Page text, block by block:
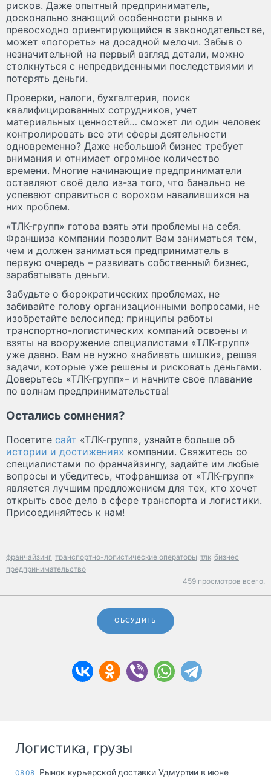
рисков. Даже опытный предприниматель,
досконально знающий особенности рынка и
превосходно ориентирующийся в законодательстве,
может «погореть» на досадной мелочи. Забыв о
незначительной на первый взгляд детали, можно
столкнуться с непредвиденными последствиями и
потерять деньги.
Проверки, налоги, бухгалтерия, поиск
квалифицированных сотрудников, учет
материальных ценностей… сможет ли один человек
контролировать все эти сферы деятельности
одновременно? Даже небольшой бизнес требует
внимания и отнимает огромное количество
времени. Многие начинающие предприниматели
оставляют своё дело из-за того, что банально не
успевают справиться с ворохом навалившихся на
них проблем.
«ТЛК-групп» готова взять эти проблемы на себя.
Франшиза компании позволит Вам заниматься тем,
чем и должен заниматься предприниматель в
первую очередь – развивать собственный бизнес,
зарабатывать деньги.
Забудьте о бюрократических проблемах, не
забивайте голову организационными вопросами, не
изобретайте велосипед: принципы работы
транспортно-логистических компаний освоены и
взяты на вооружение специалистами «ТЛК-групп»
уже давно. Вам не нужно «набивать шишки», решая
задачи, которые уже решены и рисковать деньгами.
Доверьтесь «ТЛК-групп»– и начните свое плавание
по волнам предпринимательства!
Остались сомнения?
Посетите сайт «ТЛК-групп», узнайте больше об
истории и достижениях компании. Свяжитесь со
специалистами по франчайзингу, задайте им любые
вопросы и убедитесь, чтофраншиза от «ТЛК-групп»
является лучшим предложением для тех, кто хочет
открыть свое дело в сфере транспорта и логистики.
Присоединяйтесь к нам!
франчайзинг транспортно-логистические операторы тлк бизнес
предпринимательство
459 просмотров всего.
ОБСУДИТЬ
Логистика, грузы
08.08 Рынок курьерской доставки Удмуртии в июне